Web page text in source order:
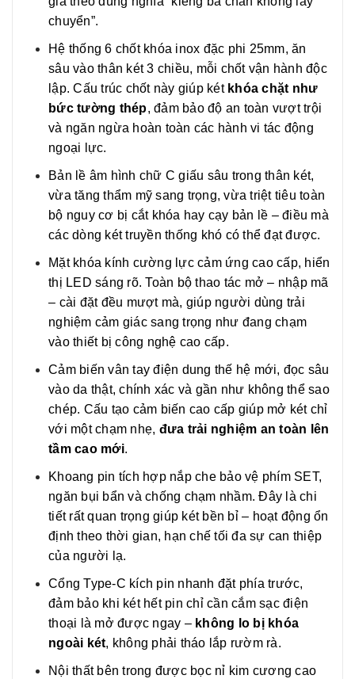
chuyển”.
Hệ thống 6 chốt khóa inox đặc phi 25mm, ăn
sâu vào thân két 3 chiều, mỗi chốt vận hành độc
lập. Cấu trúc chốt này giúp két khóa chặt như
bức tường thép, đảm bảo độ an toàn vượt trội
và ngăn ngừa hoàn toàn các hành vi tác động
ngoại lực.
Bản lề âm hình chữ C giấu sâu trong thân két,
vừa tăng thẩm mỹ sang trọng, vừa triệt tiêu toàn
bộ nguy cơ bị cắt khóa hay cạy bản lề – điều mà
các dòng két truyền thống khó có thể đạt được.
Mặt khóa kính cường lực cảm ứng cao cấp, hiển
thị LED sáng rõ. Toàn bộ thao tác mở – nhập mã
– cài đặt đều mượt mà, giúp người dùng trải
nghiệm cảm giác sang trọng như đang chạm
vào thiết bị công nghệ cao cấp.
Cảm biến vân tay điện dung thế hệ mới, đọc sâu
vào da thật, chính xác và gần như không thể sao
chép. Cấu tạo cảm biến cao cấp giúp mở két chỉ
với một chạm nhẹ, đưa trải nghiệm an toàn lên
tầm cao mới.
Khoang pin tích hợp nắp che bảo vệ phím SET,
ngăn bụi bẩn và chống chạm nhầm. Đây là chi
tiết rất quan trọng giúp két bền bỉ – hoạt động ổn
định theo thời gian, hạn chế tối đa sự can thiệp
của người lạ.
Cổng Type-C kích pin nhanh đặt phía trước,
đảm bảo khi két hết pin chỉ cần cắm sạc điện
thoại là mở được ngay – không lo bị khóa
ngoài két, không phải tháo lắp rườm rà.
Nội thất bên trong được bọc nỉ kim cương cao